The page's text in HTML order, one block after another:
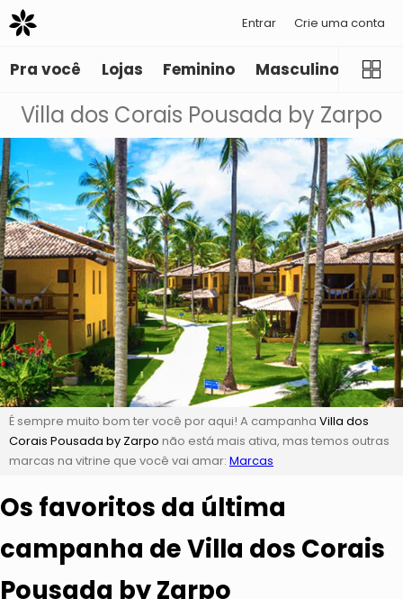
Entrar Crie uma conta
Pra você Lojas Feminino Masculino
Villa dos Corais Pousada by Zarpo
É sempre muito bom ter você por aqui! A campanha Villa dos
Corais Pousada by Zarpo não está mais ativa, mas temos outras
marcas na vitrine que você vai amar: Marcas
Os favoritos da última
campanha de Villa dos Corais
Pousada by Zarpo